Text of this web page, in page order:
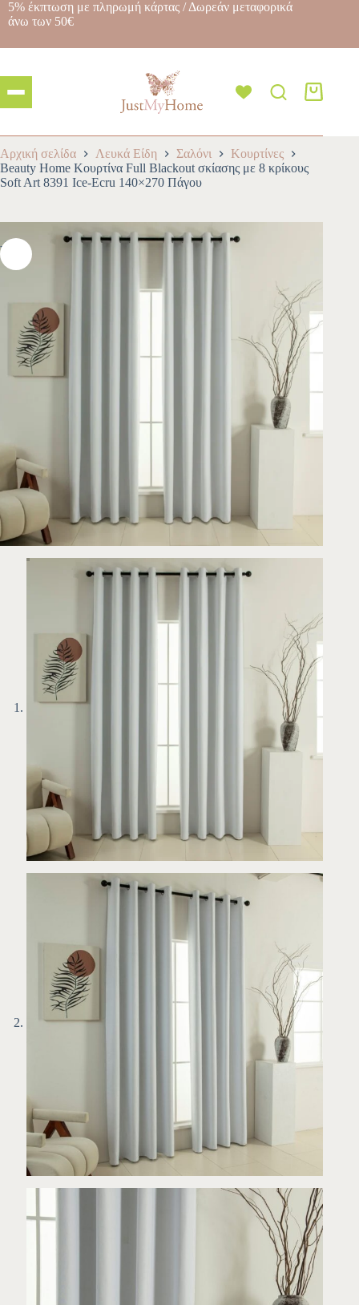
5% έκπτωση με πληρωμή κάρτας / Δωρεάν μεταφορικά
άνω των 50€
Αρχική σελίδα Λευκά Είδη Σαλόνι
Κουρτίνες
Beauty Home Κουρτίνα Full Blackout σκίασης με 8 κρίκους
Soft Art 8391 Ice-Ecru 140×270 Πάγου
-10%